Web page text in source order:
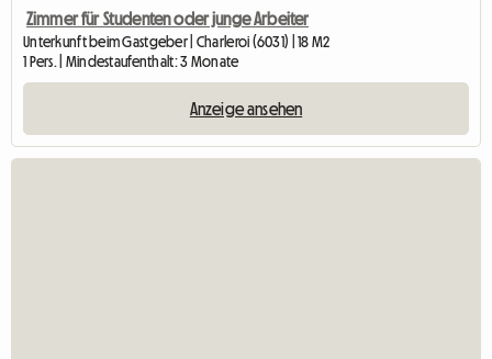
Zimmer für Studenten oder junge Arbeiter
Unterkunft beim Gastgeber | Charleroi (6031) | 18 M2
1 Pers. | Mindestaufenthalt: 3 Monate
Anzeige ansehen